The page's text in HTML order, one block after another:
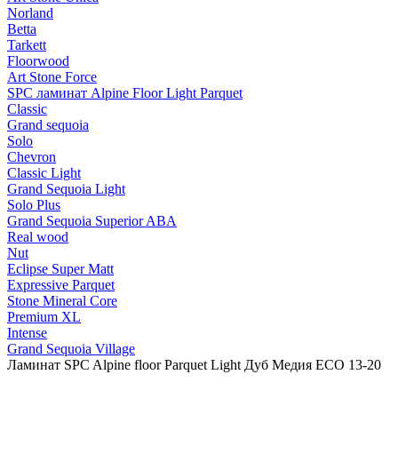
Norland
Betta
Tarkett
Floorwood
Art Stone Force
SPC ламинат Alpine Floor Light Parquet
Classic
Grand sequoia
Solo
Chevron
Classic Light
Grand Sequoia Light
Solo Plus
Grand Sequoia Superior ABA
Real wood
Nut
Eclipse Super Matt
Expressive Parquet
Stone Mineral Core
Premium XL
Intense
Grand Sequoia Village
Ламинат SPC Alpine floor Parquet Light Дуб Медия ECO 13-20